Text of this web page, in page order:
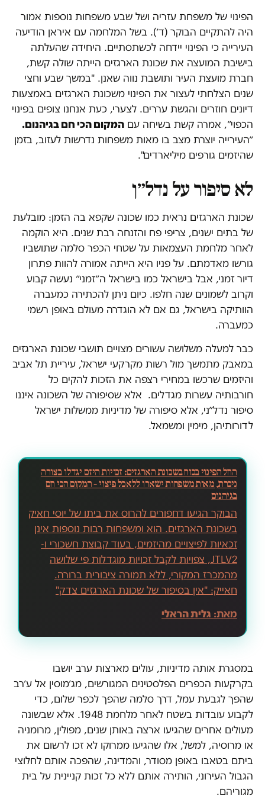
הפינוי של משפחת עזריה ושל שבע משפחות נוספות אמור
היה להתקיים הבוקר (ד׳). בשל המלחמה עם איראן הודיעה
העירייה כי הפינוי יידחה לכשתסתיים. היחידה שהעלתה
בישיבת המועצה את שכונת הארגזים הייתה שולה קשת,
חברת מועצת העיר ותושבת נווה שאנן. "במשך שבע וחצי
שנים הצלחתי לעצור את הפינוי משכונת הארגזים באמצעות
דיונים חוזרים והגשת עררים. לצערי, כעת אנחנו צופים בפינוי
הכפוי״, אמרה קשת בשיחה עם המקום הכי חם בגיהנום.
״העירייה יוצרת מצב בו מאות משפחות נדרשות לעזוב, בזמן
שהיזמים גורפים מיליארדים".
לא סיפור על נדל״ן
שכונת הארגזים נראית כמו שכונה שקפא בה הזמן: מובלעת
של בתים ישנים, צריפי פח והזנחה רבת שנים. היא הוקמה
לאחר מלחמת העצמאות על שטחי הכפר סלמה שתושביו
גורשו מאדמתם. על פניו היא הייתה אמורה להוות פתרון
דיור זמני, אבל בישראל כמו בישראל ה״זמני״ נעשה קבוע
וקרוב לשמונים שנה חלפו. כיום ניתן להכתירה כמעברה
הוותיקה בישראל, גם אם לא הוגדרה מעולם באופן רשמי
כמעברה.
כבר למעלה משלושה עשורים מצויים תושבי שכונת הארגזים
במאבק מתמשך מול רשות מקרקעי ישראל, עיריית תל אביב
והיזמים שרכשו במחירי רצפה את הזכות להקים כל
חורבותיה עשרות מגדלים. אלא שסיפורה של השכונה איננו
סיפור נדל״ני, אלא סיפורה של מדיניות ממשלות ישראל
לדורותיהן, מימין ומשמאל.
החל הפינוי בכוח בשכונת הארגזים: זכויות היזם יגדלו בצורה
ניכרת, מאות משפחות ישארו ללא כל פיצוי – המקום הכי חם
בגיהנום
הבוקר הגיעו דחפורים להרוס את ביתו של יוסי חאיק
בשכונת הארגזים. הוא ומשפחות רבות נוספות אינן
זכאיות לפיצויים מהיזמים, בעוד קבוצת חשכורי ו-
JTLV2, צפויות לקבל זכויות מוגדלות פי שלושה
מהמכרז המקורי, ללא תמורה ציבורית ברורה.
חאייק: "אין בסיפור של שכונת הארגזים צדק"
מאת: גלית הראלי
במסגרת אותה מדיניות, עולים מארצות ערב יושבו
בקרקעות הכפרים הפלסטינים המגורשים, מג׳מוסין אל ע׳רב
שהפך לגבעת עמל, דרך סלמה שהפך לכפר שלום, כדי
לקבוע עובדות בשטח לאחר מלחמת 1948. אלא שבשונה
מעולים אחרים שהגיעו ארצה באותן שנים, מפולין, מרומניה
או מרוסיה, למשל, אלו שהגיעו ממרוקו לא זכו לרשום את
ביתם בטאבו באופן מסודר, והמדינה, שהפכה אותם לחלוצי
הגבול העירוני, הותירה אותם ללא כל זכות קניינית על בית
מגוריהם.